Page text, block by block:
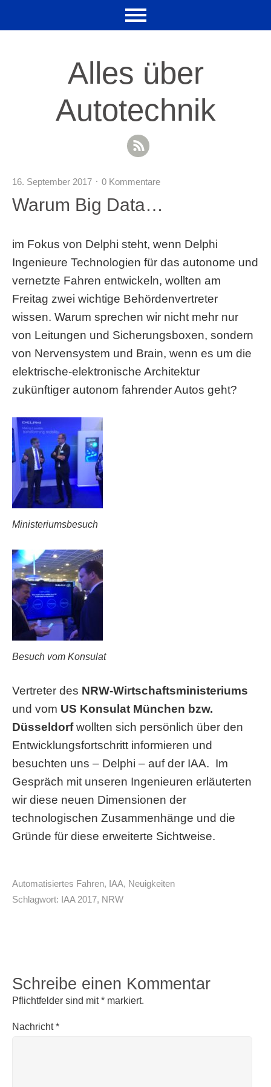
Alles über
Autotechnik
RSS Feed
16. September 2017 0 Kommentare
Warum Big Data…
im Fokus von Delphi steht, wenn Delphi
Ingenieure Technologien für das autonome und
vernetzte Fahren entwickeln, wollten am
Freitag zwei wichtige Behördenvertreter
wissen. Warum sprechen wir nicht mehr nur
von Leitungen und Sicherungsboxen, sondern
von Nervensystem und Brain, wenn es um die
elektrische-elektronische Architektur
zukünftiger autonom fahrender Autos geht?
Ministeriumsbesuch
Besuch vom Konsulat
Vertreter des NRW-Wirtschaftsministeriums
und vom US Konsulat München bzw.
Düsseldorfwollten sich persönlich über den
Entwicklungsfortschritt informieren und
besuchten uns – Delphi – auf der IAA. Im
Gespräch mit unseren Ingenieuren erläuterten
wir diese neuen Dimensionen der
technologischen Zusammenhänge und die
Gründe für diese erweiterte Sichtweise.
Automatisiertes Fahren, IAA, Neuigkeiten
Schlagwort: IAA 2017, NRW
Schreibe einen Kommentar
Pflichtfelder sind mit* markiert.
Nachricht*